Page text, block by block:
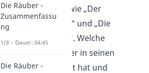
berühmte Werke wie „Der
zerbrochene Krug“ und „Die
Marquise von O…“. Welche
Lebensereignisse er in seinen
Werken verarbeitet hat und
Die Räuber -
Zusammenfassu
ng
1/8 – Dauer: 04:45
Die Räuber -